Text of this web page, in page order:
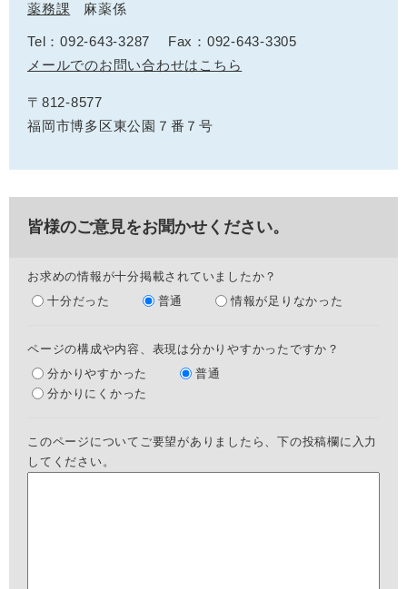
薬務課 麻薬係
Tel：092-643-3287
Fax：092-643-3305
メールでのお問い合わせはこちら
〒812-8577
福岡市博多区東公園７番７号
皆様のご意見をお聞かせください。
お求めの情報が十分掲載されていましたか？
十分だった
普通 情報が足りなかった
ページの構成や内容、表現は分かりやすかったですか？
分かりやすかった
普通
分かりにくかった
このページについてご要望がありましたら、下の投稿欄に入力
してください。